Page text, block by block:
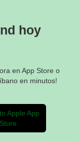
hoy
en App Store o
en minutos!